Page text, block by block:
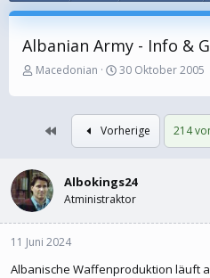
Albanian Army - Info &
E
s
e
r
Macedonian
E
s
t
e
l
t
a
30 Oktober 2005
Vorherige 214
Albokings24
Atministraktor
11 Juni 2024
Albanische Waffenproduktion läuft